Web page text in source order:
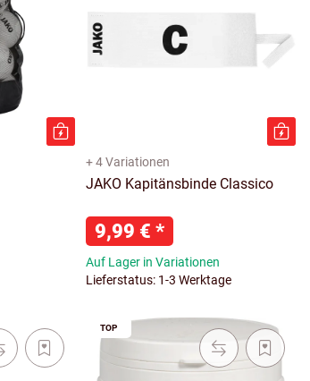
+ 4 Variationen
JAKO Kapitänsbinde Classico
9,99 € *
Auf Lager in Variationen
Lieferstatus: 1-3 Werktage
TOP